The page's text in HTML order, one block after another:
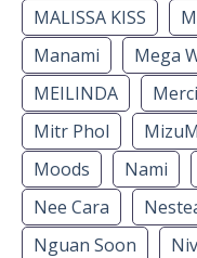
MALISSA KISS
Manami
Mega
MEILINDA
Merci
Mitr Phol
Moods
Nami
Nee Cara
Nguan Soon